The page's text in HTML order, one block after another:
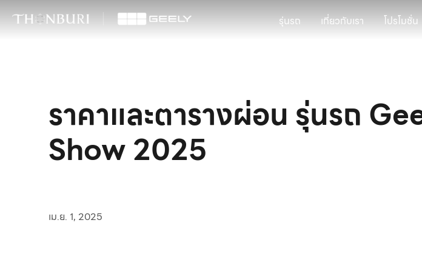
รุ่นรถ เกี่ยวกับเรา โปรโมชั่น
ราคาและตารางผ่อน รุ่นรถ
Show 2025
เม.ย. 1, 2025